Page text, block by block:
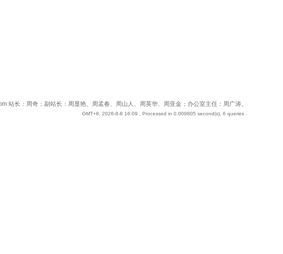
站长：周奇；副站长：周显艳、周孟春、周山人、周英华、周亚金；办公室主任：周广涛。
GMT+8, 2026-8-8 16:09 , Processed in 0.009805 second(s), 6 queries .